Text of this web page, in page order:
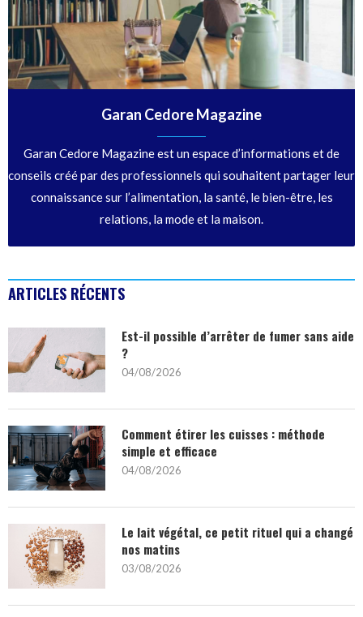
Garan Cedore Magazine
Garan Cedore Magazine est un espace d’informations et de
conseils créé par des professionnels qui souhaitent partager leur
connaissance sur l’alimentation, la santé, le bien-être, les
relations, la mode et la maison.
ARTICLES RÉCENTS
Est-il possible d’arrêter de fumer sans aide
?
04/08/2026
Comment étirer les cuisses : méthode
simple et efficace
04/08/2026
Le lait végétal, ce petit rituel qui a changé
nos matins
03/08/2026